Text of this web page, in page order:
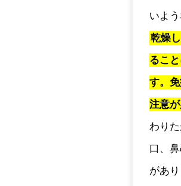
いよ
乾燥
るこ
す。
注意が
わり
口、
があり